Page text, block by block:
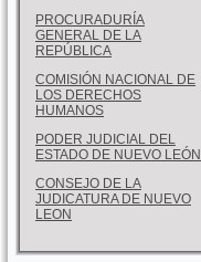
PROCURADURÍA
GENERAL DE LA
REPÚBLICA
COMISIÓN NACIONAL DE
LOS DERECHOS
HUMANOS
PODER JUDICIAL DEL
ESTADO DE NUEVO LEÓN
CONSEJO DE LA
JUDICATURA DE NUEVO
LEON